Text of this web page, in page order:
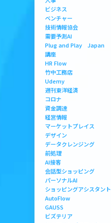
ビジネス
ベンチャー
技術情報協会
需要予測AI
Plug and Play Japan
講座
HR Flow
竹中工務店
Udemy
週刊東洋経済
コロナ
資金調達
経営情報
マーケットプレイス
デザイン
データクレンジング
前処理
AI接客
会話型ショッピング
パーソナルAI
ショッピングアシスタント
AutoFlow
GAUSS
ビズテリア